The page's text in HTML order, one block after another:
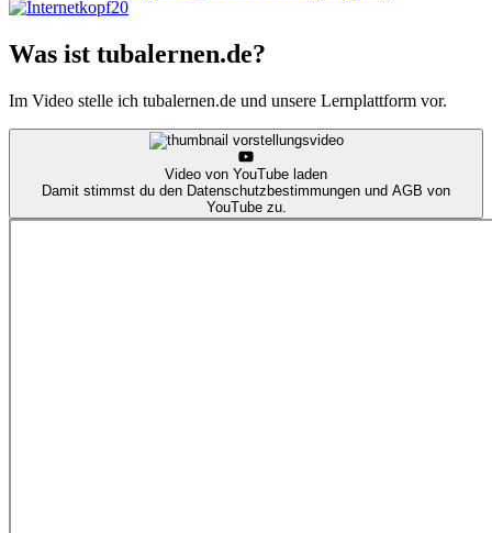
Was ist tubalernen.de?
Im Video stelle ich tubalernen.de und unsere Lernplattform vor.
Video von YouTube laden
Damit stimmst du den Datenschutz­bestimmungen und AGB von
YouTube zu.